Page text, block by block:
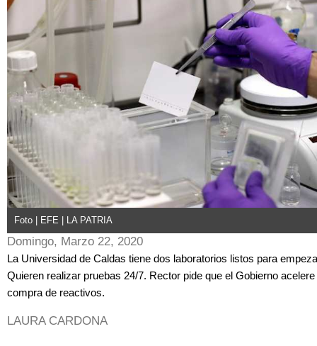
Foto | EFE | LA PATRIA
Domingo, Marzo 22, 2020
La Universidad de Caldas tiene dos laboratorios listos para
Quieren realizar pruebas 24/7. Rector pide que el Gobierno acelere
compra de reactivos.
LAURA CARDONA